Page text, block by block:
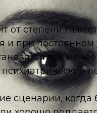
от степени
и при
всё
сценарии, когда